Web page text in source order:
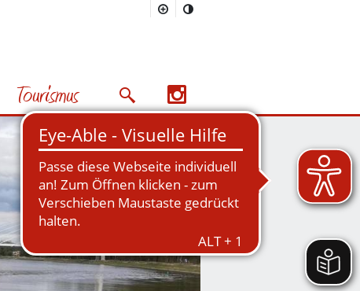
Tourismus Suchmaske öffnen/schließen
Nächstes Bild